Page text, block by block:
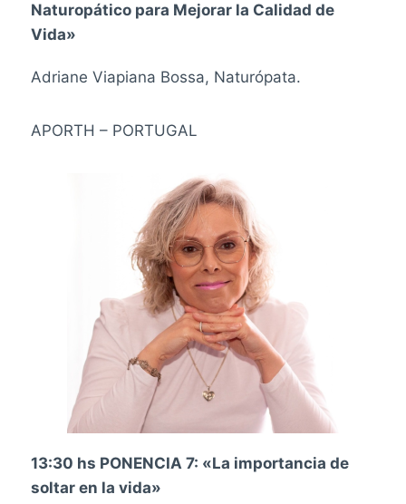
Naturopático para Mejorar la Calidad de
Vida»
Adriane Viapiana Bossa, Naturópata.
APORTH – PORTUGAL
13:30 hs PONENCIA 7: «La importancia de
soltar en la vida»